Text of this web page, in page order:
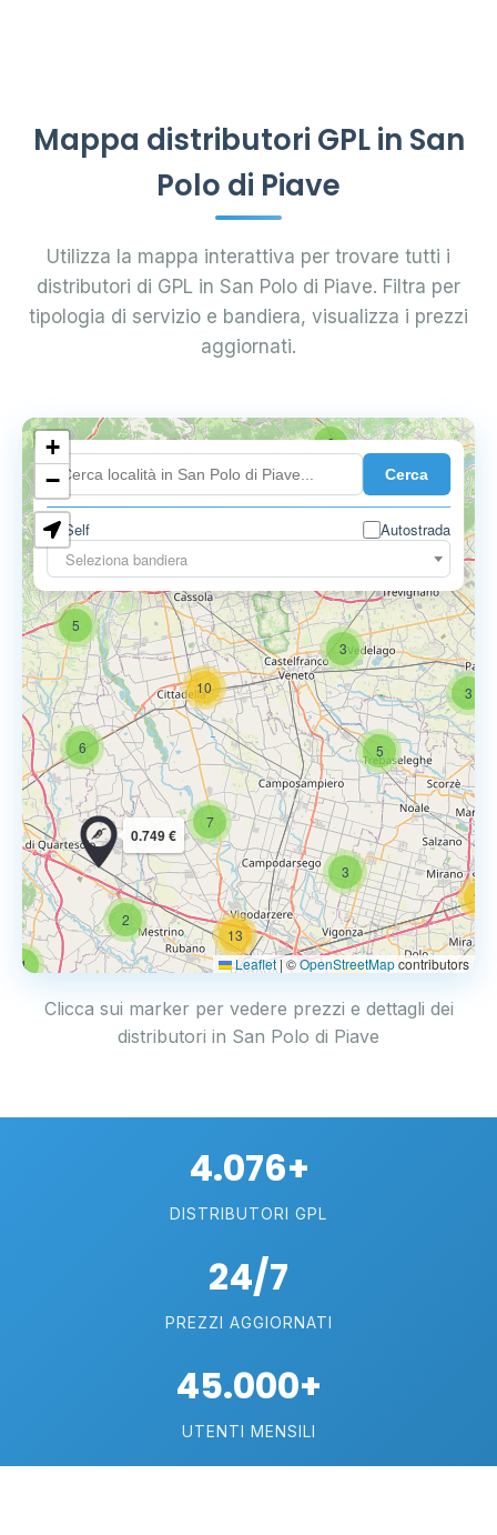
Mappa distributori GPL in San
Polo di Piave
Utilizza la mappa interattiva per trovare tutti i
distributori di GPL in San Polo di Piave. Filtra per
tipologia di servizio e bandiera, visualizza i prezzi
aggiornati.
Cerca
Self
Autostrada
Seleziona bandiera
3
14
3
2
5
6
4
2
5
3
6
10
7
13
0.749 €
+
−
Leaflet | ©OpenStreetMapcontributors
Clicca sui marker per vedere prezzi e dettagli dei
distributori in San Polo di Piave
4.076+
DISTRIBUTORI GPL
24/7
PREZZI AGGIORNATI
45.000+
UTENTI MENSILI